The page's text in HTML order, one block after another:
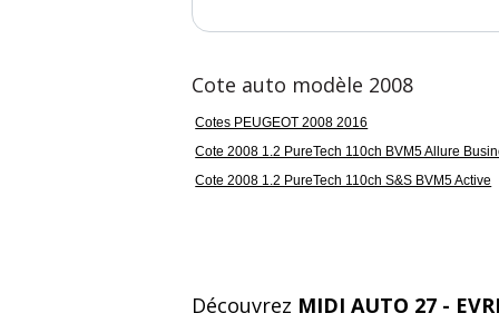
Cote auto modèle 2008
Cotes PEUGEOT 2008 2016
Cote 2008 1.2 PureTech 110ch BVM5 Allure
Cote 2008 1.2 PureTech 110ch S&S BVM5 Active
Découvrez MIDI AUTO 27 -